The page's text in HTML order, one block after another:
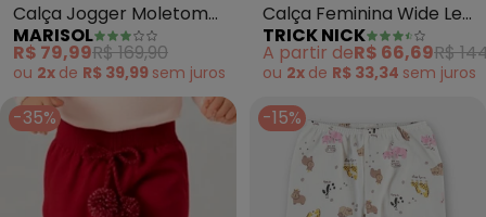
Calça Jogger Moletom
Infantil (Verde)
MARISOL
R$ 79,99R$ 169,90
ou 2x de R$ 39,99 sem juros
Calça Feminina Wide Leg
Sintética (Preto)
TRICK NICK
A partir deR$ 66,69R$
ou 2x de R$ 33,34 sem juros
-35% -15%